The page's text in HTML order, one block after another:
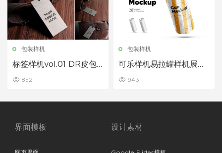
包装样机
标签样机vol.01 DR皮包
852
包装样机
可乐样机易拉罐样机展示
943
界面模板 设计素材